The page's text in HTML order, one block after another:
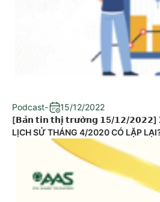
Podcast-
15/12/2022
[𝗕𝗮̉𝗻 𝘁𝗶𝗻 𝘁𝗵𝗶̣ 𝘁𝗿𝘂̛𝗼̛̀𝗻𝗴 𝟭5/𝟭𝟮/𝟮𝟬𝟮𝟮]
LỊCH SỬ THÁNG 4/2020 CÓ LẶP